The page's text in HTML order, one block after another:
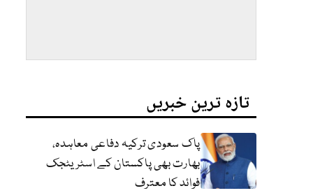
تازہ ترین خبریں
پاک سعودی ترکیہ دفاعی معاہدہ،
بھارت بھی پاکستان کے اسٹریٹجک
فوائد کا معترف